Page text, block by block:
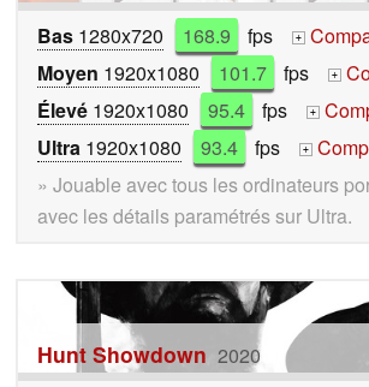
Bas 1280x720 168.9 fps +
Moyen 1920x1080 101.7 fps +
Élevé 1920x1080 95.4 fps +
Ultra 1920x1080 93.4 fps +
» Jouable avec tous les ordinateurs
avec les détails paramétrés sur Ultra.
Hunt Showdown 2020